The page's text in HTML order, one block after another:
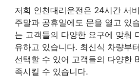
저희 인천대리운전은 24시간 서
주말과 공휴일에도 문을 열고 있
는 고객들의 다양한 요구에 맞춰
유하고 있습니다. 최신식 차량부
선택할 수 있어 고객들의 다양한
족시킬 수 있습니다.